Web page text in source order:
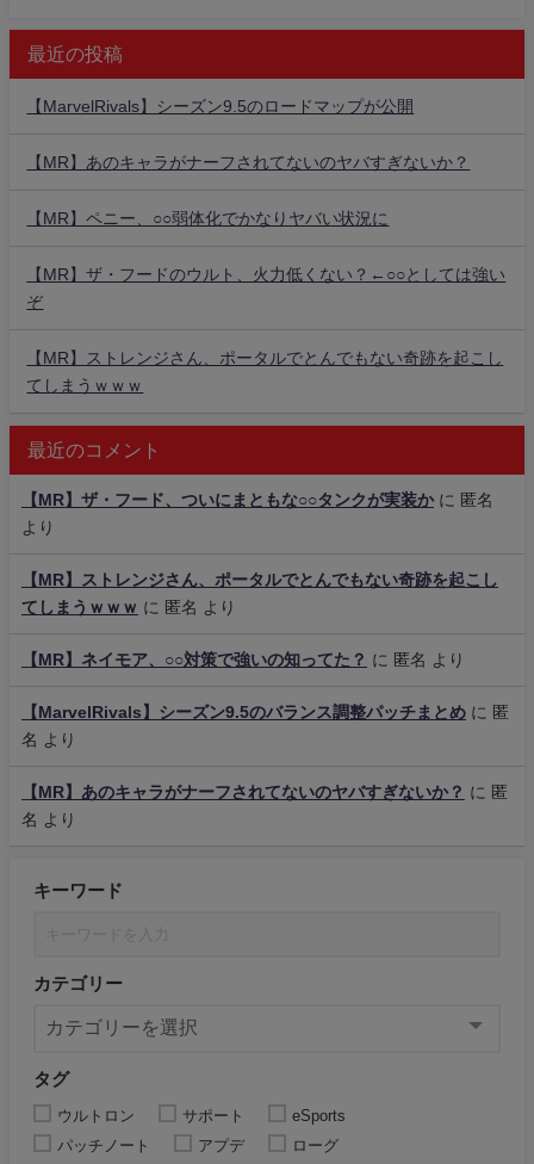
最近の投稿
【MarvelRivals】シーズン9.5のロードマップが公開
【MR】あのキャラがナーフされてないのヤバすぎないか？
【MR】ペニー、○○弱体化でかなりヤバい状況に
【MR】ザ・フードのウルト、火力低くない？←○○としては強い
ぞ
【MR】ストレンジさん、ポータルでとんでもない奇跡を起こし
てしまうｗｗｗ
最近のコメント
【MR】ザ・フード、ついにまともな○○タンクが実装かに 匿名
より
【MR】ストレンジさん、ポータルでとんでもない奇跡を起こし
てしまうｗｗｗ に 匿名 より
【MR】ネイモア、○○対策で強いの知ってた？ に 匿名 より
【MarvelRivals】シーズン9.5のバランス調整パッチまとめ に 匿
名 より
【MR】あのキャラがナーフされてないのヤバすぎないか？ に 匿
名 より
キーワード
カテゴリー
タグ
ウルトロン サポート
eSports
パッチノート
アプデ
ローグ